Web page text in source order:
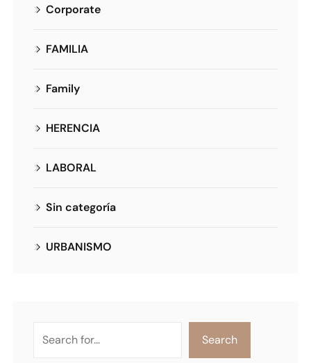
Corporate
FAMILIA
Family
HERENCIA
LABORAL
Sin categoría
URBANISMO
Search